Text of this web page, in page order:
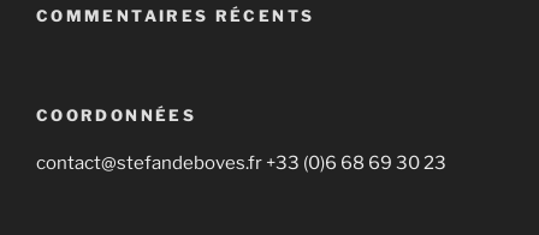
COMMENTAIRES RÉCENTS
COORDONNÉES
contact@stefandeboves.fr +33 (0)6 68 69 30 23